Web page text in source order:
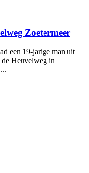
Zoetermeer
een 19-jarige man uit
de Heuvelweg in